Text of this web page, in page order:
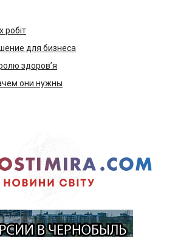
робіт
для бизнеса
здоров’я
они нужны